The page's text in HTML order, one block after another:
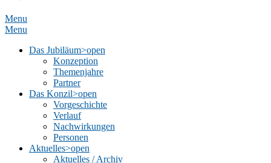
Menu
Menu
Das Jubiläum>open
Konzeption
Themenjahre
Partner
Das Konzil>open
Vorgeschichte
Verlauf
Nachwirkungen
Personen
Aktuelles>open
Aktuelles / Archiv